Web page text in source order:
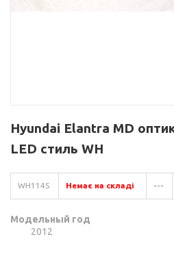
Hyundai Elantra MD
LED стиль WH
WH114S Немає на складі ---
Модельный год
2012